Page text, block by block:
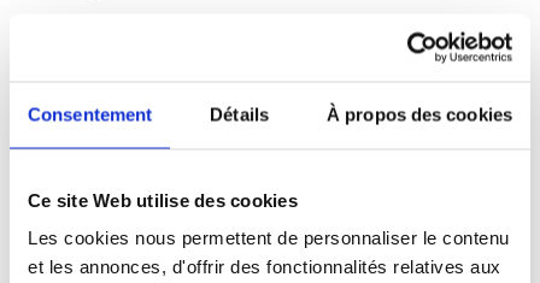
Consentement Détails À propos des cookies
Ce site Web utilise des cookies
Les cookies nous permettent de personnaliser le contenu
et les annonces, d'offrir des fonctionnalités relatives aux
candidat
Qualifications et diplômes :
Profil recherché :